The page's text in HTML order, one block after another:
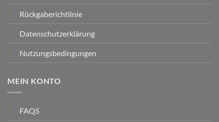
Rückgaberichtlinie
Datenschutzerklärung
Nutzungsbedingungen
MEIN KONTO
FAQS